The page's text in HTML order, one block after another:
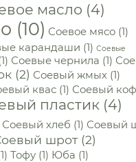
масло (4)
(10) Соевое мясо(1)
карандаши (1) Соевые
Соевые чернила (1)
(2) Соевый жмых(1)
квас(1) Соевый
пластик (4)
Соевый хлеб (1) Соевый
шрот(2)
Тофу(1) Юба (1)